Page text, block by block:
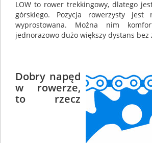
LOW to rower trekkingowy, dlatego
górskiego. Pozycja rowerzysty
wyprostowana. Można nim
jednorazowo dużo większy dystans bez
Dobry napęd
w rowerze,
to rzecz